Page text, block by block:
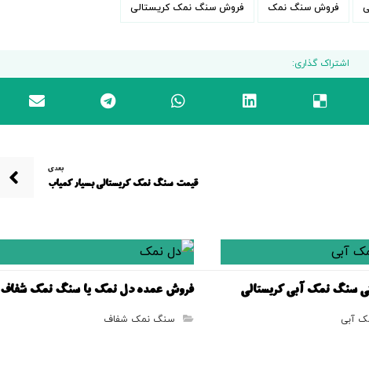
فروش سنگ نمک فروش سنگ نمک کریستالی
بعدی
قیمت سنگ نمک کریستالی بسیار کمیاب
سنگ نمک آبی کریستالی
آبی
فروش عمده دل نمک یا سنگ نمک شفاف
سنگ نمک شفاف